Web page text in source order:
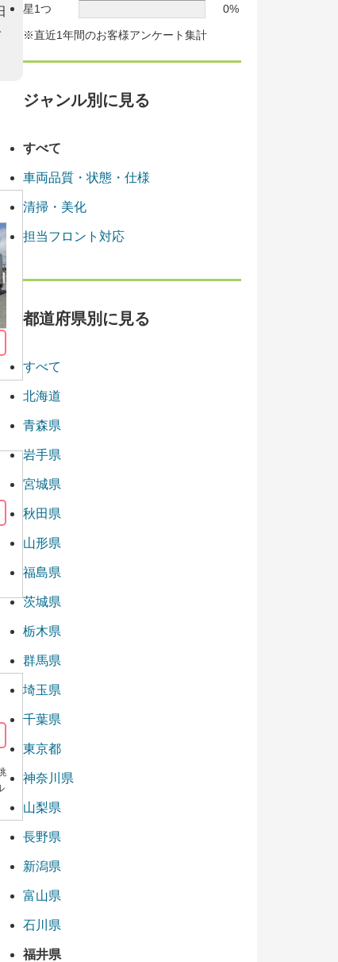
星1つ
0%
※直近1年間のお客様アンケート集計
ジャンル別に見る
すべて
車両品質・状態・仕様
清掃・美化
担当フロント対応
都道府県別に見る
すべて
北海道
青森県
岩手県
宮城県
秋田県
山形県
福島県
茨城県
栃木県
群馬県
埼玉県
千葉県
東京都
神奈川県
山梨県
長野県
新潟県
富山県
石川県
福井県